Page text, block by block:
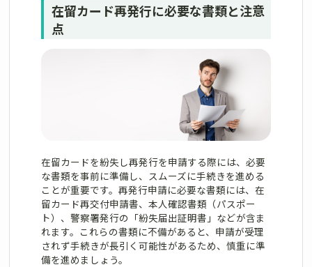
在留カード再発行に必要な書類と注意
点
在留カードを紛失し再発行を申請する際には、必要
な書類を事前に準備し、スムーズに手続きを進める
ことが重要です。再発行申請に必要な書類には、在
留カード再交付申請書、本人確認書類（パスポー
ト）、警察署発行の「紛失届出証明書」などが含ま
れます。これらの書類に不備があると、申請が受理
されず手続きが長引く可能性があるため、慎重に準
備を進めましょう。